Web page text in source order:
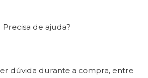
Precisa de ajuda?
dúvida durante a compra, entre